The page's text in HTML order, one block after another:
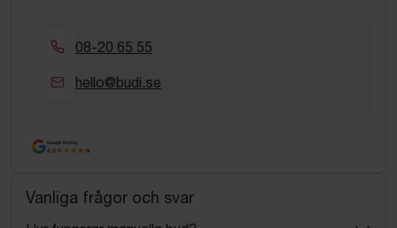
08-20 65 55
hello@budi.se
Google Rating
4.5
Vanliga frågor och svar